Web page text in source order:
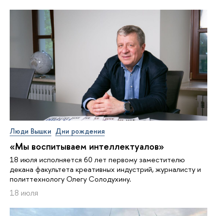
Люди Вышки Дни рождения
«Мы воспитываем интеллектуалов»
18 июля исполняется 60 лет первому заместителю
декана факультета креативных индустрий, журналисту и
политтехнологу Олегу Солодухину.
18 июля